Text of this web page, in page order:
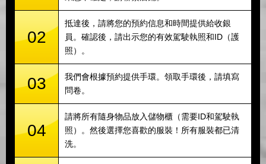
02
抵達後，請將您的預約信息和時間提供給收銀
員。確認後，請出示您的有效駕駛執照和ID（護
照）。
03
我們會根據預約提供手環。領取手環後，請填寫
問卷。
04
請將所有隨身物品放入儲物櫃（需要ID和駕駛執
照）。然後選擇您喜歡的服裝！所有服裝都已清
洗。